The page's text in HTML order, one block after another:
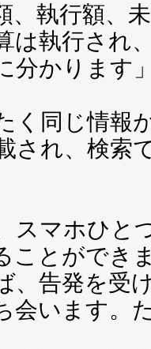
、執行額、
は執行され
分かります
同じ情報
され、検索
スマホひと
ことができ
、告発を受
会います